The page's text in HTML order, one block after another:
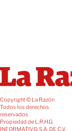
Copyright © La Razón
Todos los derechos
reservados
Propiedad de L.R.H.G.
INFORMATIVO, S.A. DE C.V.